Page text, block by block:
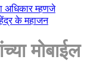
अधिकार म्हणजे
के महाजन
मोबाईल